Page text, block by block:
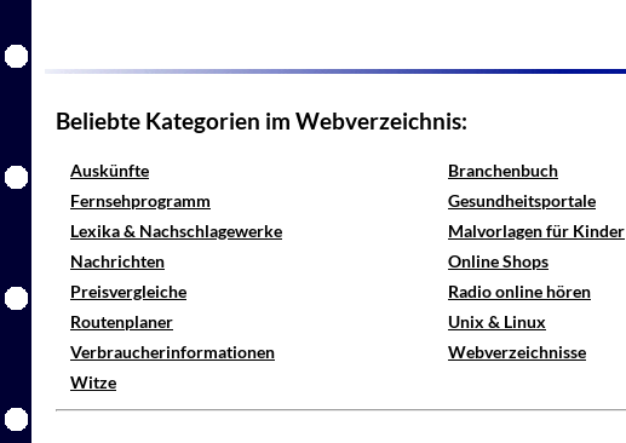
Beliebte Kategorien im Webverzeichnis:
Auskünfte Branchenbuch
Fernsehprogramm
Gesundheitsportale
Lexika & Nachschlagewerke
Malvorlagen für Kinder
Nachrichten
Online Shops
Preisvergleiche
Radio online hören
Routenplaner
Unix & Linux
Verbraucherinformationen
Webverzeichnisse
Witze